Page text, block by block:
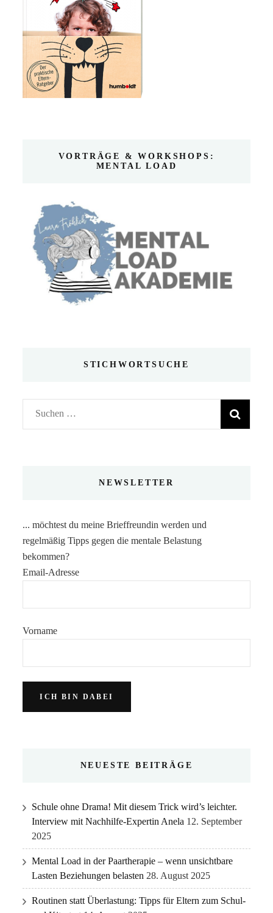
VORTRÄGE & WORKSHOPS:
MENTAL LOAD
STICHWORTSUCHE
Suchen
nach:
NEWSLETTER
... möchtest du meine Brieffreundin werden und
regelmäßig Tipps gegen die mentale Belastung
bekommen?
Email-Adresse
Vorname
NEUESTE BEITRÄGE
Schule ohne Drama! Mit diesem Trick wird’s leichter.
Interview mit Nachhilfe-Expertin Anela 12. September
2025
Mental Load in der Paartherapie – wenn unsichtbare
Lasten Beziehungen belasten 28. August 2025
Routinen statt Überlastung: Tipps für Eltern zum Schul-